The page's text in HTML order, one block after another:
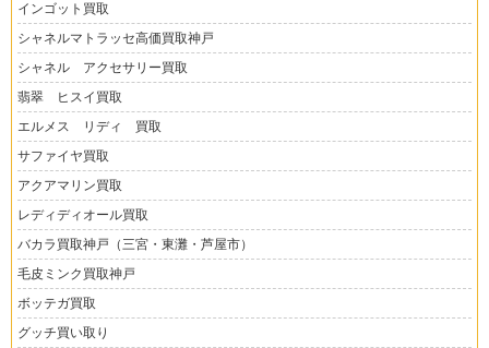
インゴット買取
シャネルマトラッセ高価買取神戸
シャネル アクセサリー買取
翡翠 ヒスイ買取
エルメス リディ 買取
サファイヤ買取
アクアマリン買取
レディディオール買取
バカラ買取神戸（三宮・東灘・芦屋市）
毛皮ミンク買取神戸
ボッテガ買取
グッチ買い取り